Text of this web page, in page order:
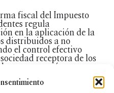
fiscal del Impuesto
regula
en la aplicación de la
distribuidos a no
el control efectivo
receptora de los
en un país tercero,
el tribunal, y